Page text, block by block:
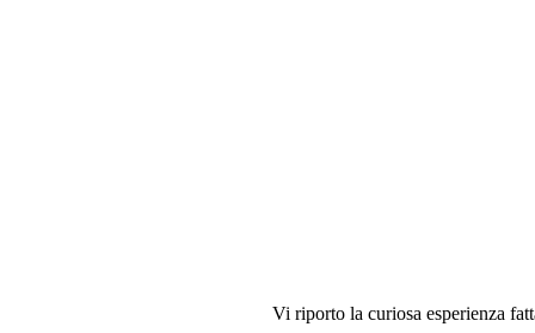
Vi riporto la curiosa esperienza